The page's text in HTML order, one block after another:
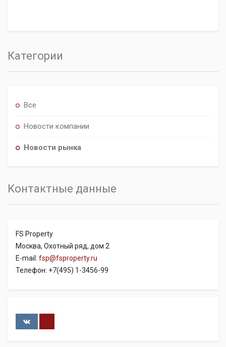
Категории
Все
Новости компании
Новости рынка
Контактные данные
FS Property
Москва, Охотный ряд, дом 2
E-mail: fsp@fsproperty.ru
Телефон: +7(495) 1-3456-99